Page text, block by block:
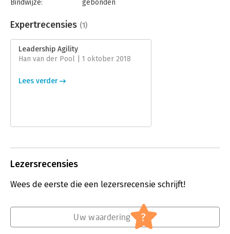
Bindwijze:
gebonden
Uitgever:
Routledge
Verschijningsdatum:
Hoofdrubriek: Leiderschap
Expertrecensies (1)
Leadership Agility
Han van der Pool | 1 oktober 2018
Lees verder
Lezersrecensies
Wees de eerste die een lezersrecensie schrijft!
Uw waardering ?